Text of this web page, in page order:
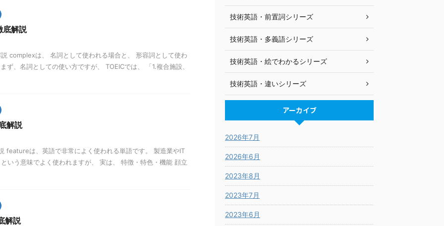
解説
complexは、 名詞として使われる場合と、 形容詞として使わ
、名詞としての使い方ですが、 TOEICでは、 「1.複合施設、
解説
featureは、英語で非常によく使われる単語です。 製造業やIT
いう意味でよく使われますが、 実は、 特徴・特色・機能 顔立
解説
技術英語・前置詞シリーズ
技術英語・多義語シリーズ
技術英語・絵でわかるシリーズ
技術英語・違いシリーズ
アーカイブ
2026年7月
2026年6月
2023年8月
2023年7月
2023年6月